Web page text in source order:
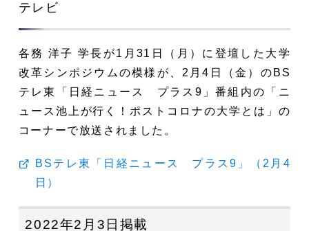
テレビ
各務 洋子 学長が1月31日（月）に登壇した大学
改革シンポジウムの模様が、2月4日（金）のBS
テレ東「日経ニュース プラス9」番組内の「ニ
ュース池上が行く！ポストコロナの大学とは」の
コーナーで放送されました。
BSテレ東「日経ニュース プラス9」（2月4
日）
2022年2月3日掲載